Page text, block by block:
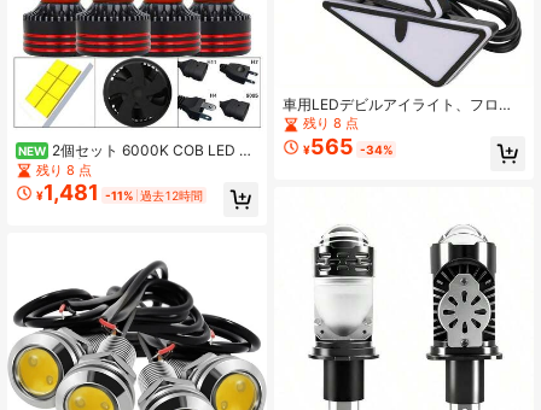
NEW 2個セット 6000K COB LED カ
ーライト | H7/H4/H11 超高輝度フォ
グ/ヘッドライトバルブ | Canbusエ
ラーフリー 12V-24V 65W ドライブ
残り 8 点
¥1,481 -11% 過去12時間
車用LEDデビルアイライト、フロン
トガラス用デーモン悪魔の目サイン
ライト、ビッグアイLED装飾、ほと
んどの車、トラック、SUVに適合
残り 8 点
¥565 -34%